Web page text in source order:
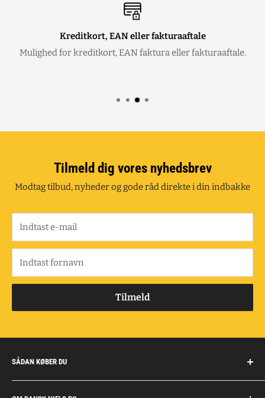
Kreditkort, EAN eller fakturaaftale
Mulighed for kreditkort, EAN faktura eller fakturaaftale.
Tilmeld dig vores nyhedsbrev
Modtag tilbud, nyheder og gode råd direkte i din indbakke
Indtast e-mail
Indtast fornavn
Tilmeld
SÅDAN KØBER DU
Handelsbetingelser